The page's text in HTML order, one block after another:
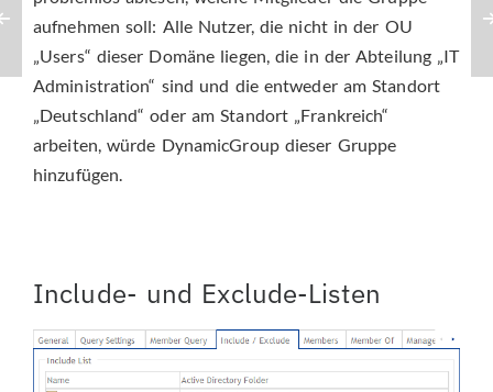
aufnehmen soll: Alle Nutzer, die nicht in der OU
„Users“ dieser Domäne liegen, die in der Abteilung „IT
Administration“ sind und die entweder am Standort
„Deutschland“ oder am Standort „Frankreich“
arbeiten, würde DynamicGroup dieser Gruppe
hinzufügen.
Include- und Exclude-Listen